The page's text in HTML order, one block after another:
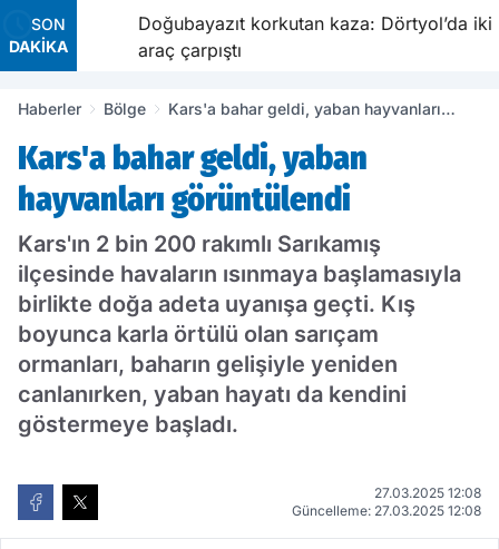
SON
DAKİKA
Doğubayazıt korkutan kaza: Dörtyol’da iki
araç çarpıştı
Haberler Bölge
Kars'a bahar geldi, yaban hayvanları
Kars'a bahar geldi, yaban
hayvanları görüntülendi
Kars'ın 2 bin 200 rakımlı Sarıkamış
ilçesinde havaların ısınmaya başlamasıyla
birlikte doğa adeta uyanışa geçti. Kış
boyunca karla örtülü olan sarıçam
ormanları, baharın gelişiyle yeniden
canlanırken, yaban hayatı da kendini
göstermeye başladı.
27.03.2025 12:08
Güncelleme: 27.03.2025 12:08